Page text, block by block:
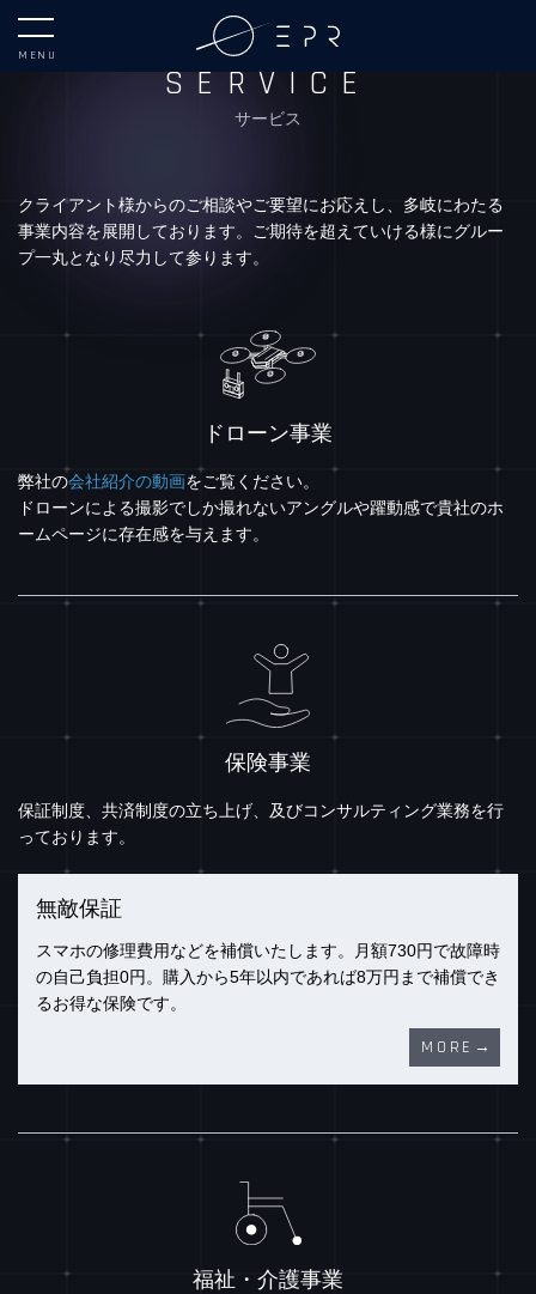
MENU
SERVICE
サービス
クライアント様からのご相談やご要望にお応えし、多岐にわたる
事業内容を展開しております。
ご期待を超えていける様にグルー
プ一丸となり尽力して参ります。
ドローン事業
弊社の会社紹介の動画をご覧ください。
ドローンによる撮影でしか撮れないアングルや躍動感で貴社のホ
ームページに存在感を与えます。
保険事業
保証制度、共済制度の立ち上げ、及びコンサルティング業務を行
っております。
無敵保証
スマホの修理費用などを補償いたします。月額730円で故障時
の自己負担0円。購入から5年以内であれば8万円まで補償でき
るお得な保険です。
MORE
福祉・介護事業